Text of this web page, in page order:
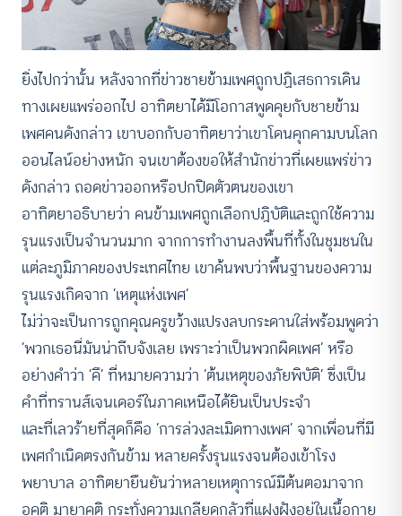
ยิ่งไปกว่านั้น หลังจากที่ข่าวชายข้ามเพศถูกปฏิเสธการเดิน
ทางเผยแพร่ออกไป อาทิตยาได้มีโอกาสพูดคุยกับชายข้าม
เพศคนดังกล่าว เขาบอกกับอาทิตยาว่าเขาโดนคุกคามบนโลก
ออนไลน์อย่างหนัก จนเขาต้องขอให้สำนักข่าวที่เผยแพร่ข่าว
ดังกล่าว ถอดข่าวออกหรือปกปิดตัวตนของเขา
อาทิตยาอธิบายว่า คนข้ามเพศถูกเลือกปฎิบัติและถูกใช้ความ
รุนแรงเป็นจำนวนมาก จากการทำงานลงพื้นที่ทั้งในชุมชนใน
แต่ละภูมิภาคของประเทศไทย เขาค้นพบว่าพื้นฐานของความ
รุนแรงเกิดจาก ‘เหตุแห่งเพศ’
ไม่ว่าจะเป็นการถูกคุณครูขว้างแปรงลบกระดานใส่พร้อมพูดว่า
‘พวกเธอนี่มันน่าถีบจังเลย เพราะว่าเป็นพวกผิดเพศ’ หรือ
อย่างคำว่า ‘คึ’ ที่หมายความว่า ‘ต้นเหตุของภัยพิบัติ’ ซึ่งเป็น
คำที่ทรานส์เจนเดอร์ในภาคเหนือได้ยินเป็นประจำ
และที่เลวร้ายที่สุดก็คือ ‘การล่วงละเมิดทางเพศ’ จากเพื่อนที่มี
เพศกำเนิดตรงกันข้าม หลายครั้งรุนแรงจนต้องเข้าโรง
พยาบาล อาทิตยายืนยันว่าหลายเหตุการณ์มีต้นตอมาจาก
อคติ มายาคติ กระทั่งความเกลียดกลัวที่แฝงฝังอยู่ในเนื้อกาย